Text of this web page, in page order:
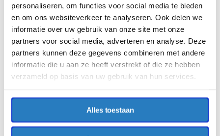
personaliseren, om functies voor social media te bieden
en om ons websiteverkeer te analyseren. Ook delen we
informatie over uw gebruik van onze site met onze
partners voor social media, adverteren en analyse. Deze
partners kunnen deze gegevens combineren met andere
informatie die u aan ze heeft verstrekt of die ze hebben
verzameld op basis van uw gebruik van hun services.
Alles toestaan
HaVep
werkjas food Havep
€31,98
Excl. BTW
HaVep
5safety Parka Havep 40070
€197,36
Excl. BTW